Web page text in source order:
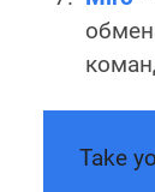
Take